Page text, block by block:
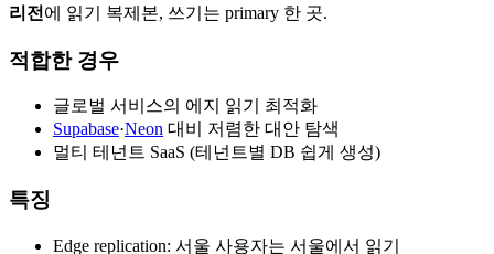
리전 에 읽기 복제본, 쓰기는 primary 한 곳.
적합한 경우
글로벌 서비스의 에지 읽기 최적화
Supabase·Neon 대비 저렴한 대안 탐색
멀티 테넌트 SaaS (테넌트별 DB 쉽게 생성)
특징
Edge replication: 서울 사용자는 서울에서 읽기